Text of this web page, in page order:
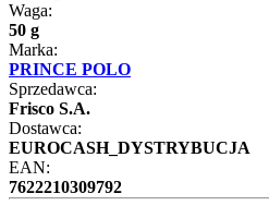
Waga:
50 g
Marka:
PRINCE POLO
Sprzedawca:
Frisco S.A.
Dostawca:
EUROCASH_DYSTRYBUCJA
EAN:
7622210309792